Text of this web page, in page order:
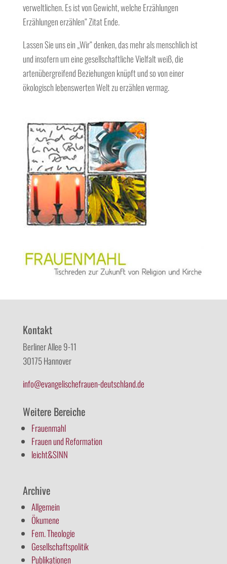
verweltlichen. Es ist von Gewicht, welche Erzählungen
Erzählungen erzählen“ Zitat Ende.
Lassen Sie uns ein „Wir“ denken, das mehr als menschlich ist
und insofern um eine gesellschaftliche Vielfalt weiß, die
artenübergreifend Beziehungen knüpft und so von einer
ökologisch lebenswerten Welt zu erzählen vermag.
Kontakt
Berliner Allee 9-11
30175 Hannover
info@evangelischefrauen-deutschland.de
Weitere Bereiche
Frauenmahl
Frauen und Reformation
leicht&SINN
Archive
Allgemein
Ökumene
Fem. Theologie
Gesellschaftspolitik
Publikationen